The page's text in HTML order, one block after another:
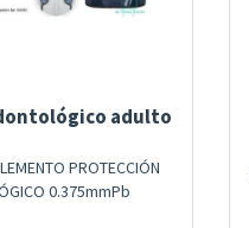
adulto
PROTECCIÓN
0.375mmPb